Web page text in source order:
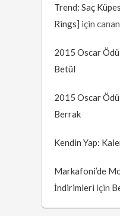
Trend: Saç
Rings] içincanan
2015 Oscar
Betül
2015 Oscar
Berrak
Kendin Yap:
Markafoni’de
İndirimleri için